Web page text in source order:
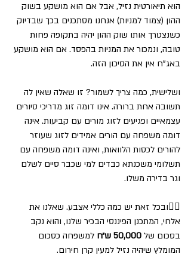
הוא תיאורטית נזיל, אבל אם הוא מושקע בשוק
ההון (צמוד למניות) אנחנו מסתכנים בכך שבדיוק
כשנצטרך אותו שוק ההון יהיה בתקופה פחות
טובה, ונמכור את המניות בהפסד. אם הוא מושקע
באג"ח אין את הסיכון הזה.
ושלישית, כמה צריך לשמור? זו שאלה שאין לה
תשובה אחת ברורה. אינו דומה זוג מדריכי סיורים
עצמאיים ופגיעים לזוג מורים עם קביעות. אינה
דומה משפחה עם הורים אמידים לזוג שעוזר
להורים לכסות הלוואות, ואינה דומה משפחה עם
תשלומי משכנתא כבדים למי שכבר סיים לשלם
וגר בדירה משלו.
☝🏼ובכל זאת יש כמה כללי אצבע. שאלנו את
אלחי, המתכנן הפיננסי הבכיר שלנו, והוא נקב
בסכום של 50,000 ש״ח
למשפחה כסכום
המומלץ שיהיה נזיל למעין קרן חירום.